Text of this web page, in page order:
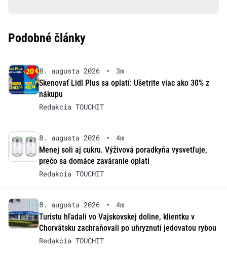
Podobné články
8. augusta 2026 •
3m
Skenovať Lidl Plus sa oplatí: Ušetrite viac ako 30% z
nákupu
Redakcia TOUCHIT
8. augusta 2026 •
4m
Menej soli aj cukru. Výživová poradkyňa vysvetľuje,
prečo sa domáce zaváranie oplatí
Redakcia TOUCHIT
8. augusta 2026 •
4m
Turistu hľadali vo Vajskovskej doline, klientku v
Chorvátsku zachraňovali po uhryznutí jedovatou rybou
Redakcia TOUCHIT